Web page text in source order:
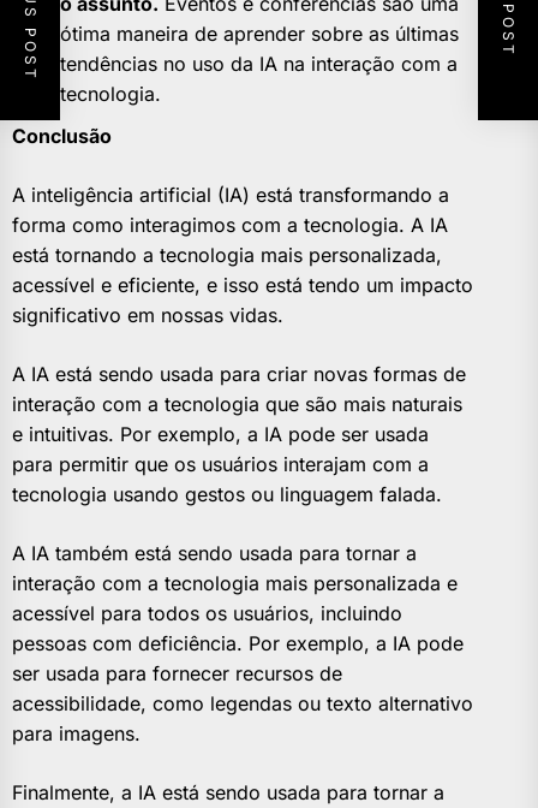
ótima maneira de aprender sobre as últimas
tendências no uso da IA na interação com a
tecnologia.
Conclusão
A inteligência artificial (IA) está transformando a
forma como interagimos com a tecnologia. A IA
está tornando a tecnologia mais personalizada,
acessível e eficiente, e isso está tendo um impacto
significativo em nossas vidas.
A IA está sendo usada para criar novas formas de
interação com a tecnologia que são mais naturais
e intuitivas. Por exemplo, a IA pode ser usada
para permitir que os usuários interajam com a
tecnologia usando gestos ou linguagem falada.
A IA também está sendo usada para tornar a
interação com a tecnologia mais personalizada e
acessível para todos os usuários, incluindo
pessoas com deficiência. Por exemplo, a IA pode
ser usada para fornecer recursos de
acessibilidade, como legendas ou texto alternativo
para imagens.
Finalmente, a IA está sendo usada para tornar a